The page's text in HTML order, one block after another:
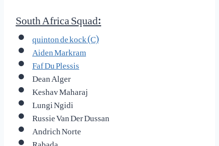
:South Africa Squad
quinton de kock (C)
Aiden Markram
Faf Du Plessis
Dean Alger
Keshav Maharaj
Lungi Ngidi
Russie Van Der Dussan
Andrich Norte